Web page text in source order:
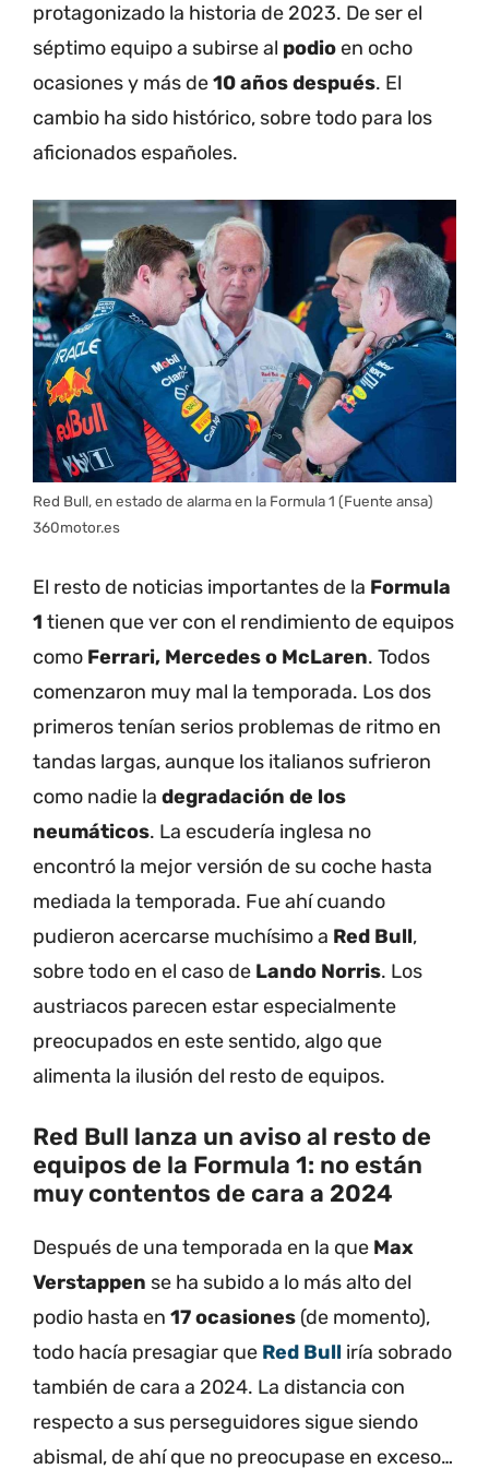
protagonizado la historia de 2023. De ser el
séptimo equipo a subirse al podioen ocho
ocasiones y más de10 años después. El
cambio ha sido histórico, sobre todo para los
aficionados españoles.
Red Bull, en estado de alarma en la Formula 1 (Fuente ansa)
360motor.es
El resto de noticias importantes de la Formula
1 tienen que ver con el rendimiento de equipos
como Ferrari, Mercedes o McLaren. Todos
comenzaron muy mal la temporada. Los dos
primeros tenían serios problemas de ritmo en
tandas largas, aunque los italianos sufrieron
como nadie la degradación de los
neumáticos. La escudería inglesa no
encontró la mejor versión de su coche hasta
mediada la temporada. Fue ahí cuando
pudieron acercarse muchísimo a Red Bull,
sobre todo en el caso de Lando Norris. Los
austriacos parecen estar especialmente
preocupados en este sentido, algo que
alimenta la ilusión del resto de equipos.
Red Bull lanza un aviso al resto de
equipos de la Formula 1: no están
muy contentos de cara a 2024
Después de una temporada en la que Max
Verstappen se ha subido a lo más alto del
podio hasta en 17 ocasiones (de momento),
todo hacía presagiar que Red Bull iría sobrado
también de cara a 2024. La distancia con
respecto a sus perseguidores sigue siendo
abismal, de ahí que no preocupase en exceso…